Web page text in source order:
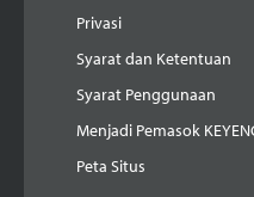
Privasi
Syarat dan Ketentuan
Syarat Penggunaan
Menjadi Pemasok
Peta Situs